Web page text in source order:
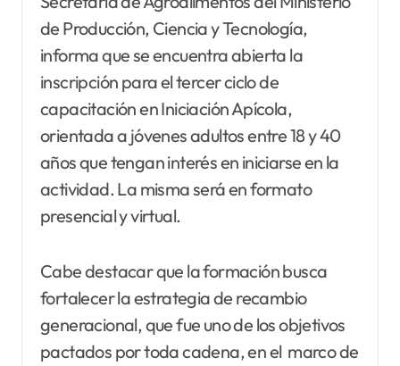
de Producción, Ciencia y Tecnología,
informa que se encuentra abierta la
inscripción para el tercer ciclo de
capacitación en Iniciación Apícola,
orientada a jóvenes adultos entre 18 y 40
años que tengan interés en iniciarse en la
actividad. La misma será en formato
presencial y virtual.
Cabe destacar que la formación busca
fortalecer la estrategia de recambio
generacional, que fue uno de los objetivos
pactados por toda cadena, en el marco de